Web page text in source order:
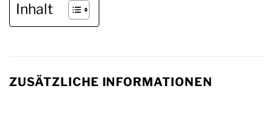
Inhalt
ZUSÄTZLICHE INFORMATIONEN